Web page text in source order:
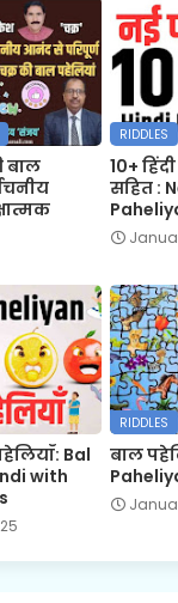
बाल
RIDDLES
10+
सहित :
Bal
with
RIDDLES
बाल